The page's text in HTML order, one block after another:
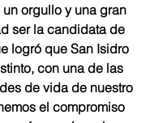
un orgullo y una gran
ser la candidata de
logró que San Isidro
con una de las
de vida de nuestro
el compromiso